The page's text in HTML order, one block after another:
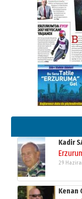
26 Mart
Cem
gönül
13 Mayıs
Esat
02
Kadir
29
Kenan